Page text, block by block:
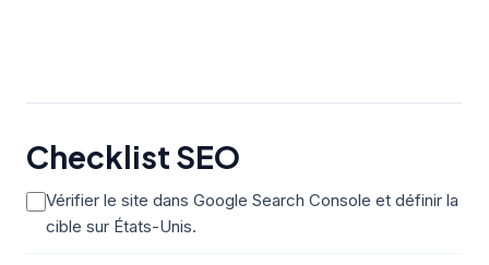
Checklist SEO
Vérifier le site dans Google Search Console et définir la
cible sur États-Unis.